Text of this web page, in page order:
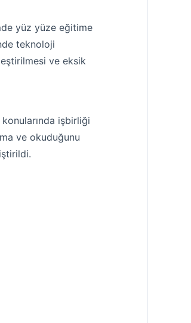
yüz yüze eğitime
teknoloji
ve eksik
işbirliği
ve okuduğunu